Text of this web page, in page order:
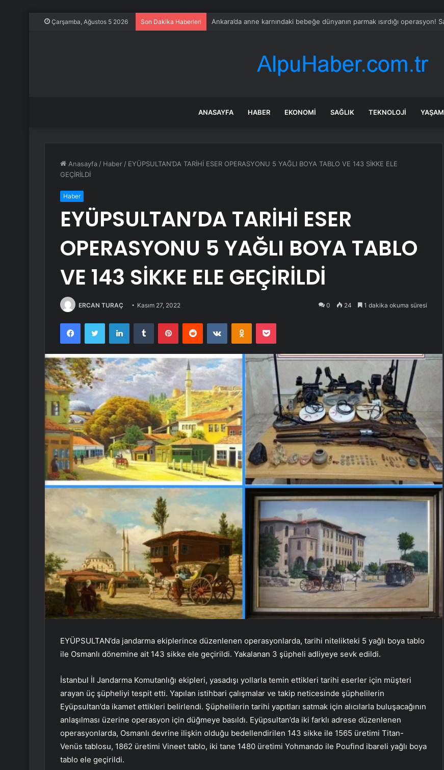
Çarşamba, Ağustos 5 2026 Son Dakika Haberleri Antonelli Belçika GP’sinde Polde, Verstappen İkinci
ANASAYFA HABER EKONOMI SAĞLIK TEKNOLOJI YAŞAM
Anasayfa / Haber / EYÜPSULTAN’DA TARİHİ ESER OPERASYONU 5 YAĞLI BOYA TABLO VE 143 SİKKE ELE
GEÇİRİLDİ
Haber
EYÜPSULTAN’DA TARİHİ ESER
OPERASYONU 5 YAĞLI BOYA TABLO
VE 143 SİKKE ELE GEÇİRİLDİ
ERCAN TURAÇ Kasım 27, 2022 0 24 1 dakika okuma süresi
FacebookTwitter LinkedInTumblr PinterestReddit VKontakteOdnoklassniki
Pocket
EYÜPSULTAN’da jandarma ekiplerince düzenlenen operasyonlarda, tarihi nitelikteki 5 yağlı boya tablo
ile Osmanlı dönemine ait 143 sikke ele geçirildi. Yakalanan 3 şüpheli adliyeye sevk edildi.
İstanbul İl Jandarma Komutanlığı ekipleri, yasadışı yollarla temin ettikleri tarihi eserler için müşteri
arayan üç şüpheliyi tespit etti. Yapılan istihbari çalışmalar ve takip neticesinde şüphelilerin
Eyüpsultan’da ikamet ettikleri belirlendi. Şüphelilerin tarihi yapıtları satmak için alıcılarla buluşacağının
anlaşılması üzerine operasyon için düğmeye basıldı. Eyüpsultan’da iki farklı adrese düzenlenen
operasyonlarda, Osmanlı devrine ilişkin olduğu bedellendirilen 143 sikke ile 1565 üretimi Titan-
Venüs tablosu, 1862 üretimi Vineet tablo, iki tane 1480 üretimi Yohmando ile Poufind ibareli yağlı boya
tablo ele geçirildi.